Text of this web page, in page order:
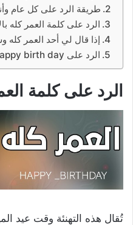
طريقة الرد على كل عام
الرد على كلمة العمر كله
إذا قال لي أحد العمر كله
الرد على Happy birth day
الرد على كلمة
تُقال هذه التهنئة وقت عيد